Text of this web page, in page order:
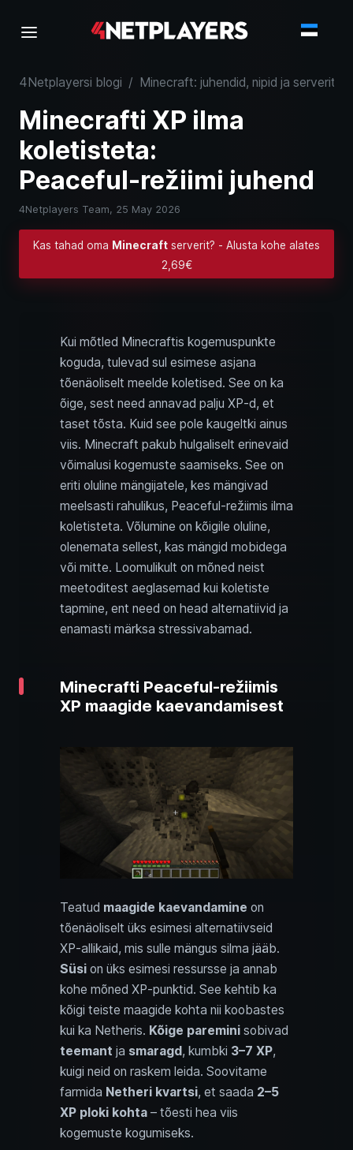
4Netplayersi blogi / Minecraft: juhendid, nipid ja
Minecrafti XP ilma
koletisteta:
Peaceful‑režiimi juhend
4Netplayers Team, 25 May 2026
Kas tahad oma Minecraft serverit? - Alusta kohe alates
2,69€
Kui mõtled Minecraftis kogemuspunkte
koguda, tulevad sul esimese asjana
tõenäoliselt meelde koletised. See on ka
õige, sest need annavad palju XP‑d, et
taset tõsta. Kuid see pole kaugeltki ainus
viis. Minecraft pakub hulgaliselt erinevaid
võimalusi kogemuste saamiseks. See on
eriti oluline mängijatele, kes mängivad
meelsasti rahulikus, Peaceful‑režiimis ilma
koletisteta. Võlumine on kõigile oluline,
olenemata sellest, kas mängid mobidega
või mitte. Loomulikult on mõned neist
meetoditest aeglasemad kui koletiste
tapmine, ent need on head alternatiivid ja
enamasti märksa stressivabamad.
Minecrafti Peaceful‑režiimis
XP maagide kaevandamisest
Teatud maagide kaevandamine on
tõenäoliselt üks esimesi alternatiivseid
XP‑allikaid, mis sulle mängus silma jääb.
Süsi on üks esimesi ressursse ja annab
kohe mõned XP‑punktid. See kehtib ka
kõigi teiste maagide kohta nii koobastes
kui ka Netheris. Kõige paremini sobivad
teemant ja smaragd, kumbki 3–7 XP,
kuigi neid on raskem leida. Soovitame
farmida Netheri kvartsi, et saada 2–5
XP ploki kohta – tõesti hea viis
kogemuste kogumiseks.